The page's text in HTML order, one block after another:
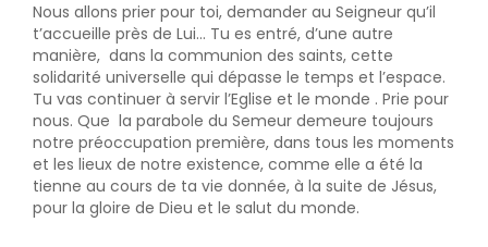
Nous allons prier pour toi, demander au Seigneur qu’il
t’accueille près de Lui... Tu es entré, d’une autre
manière, dans la communion des saints, cette
solidarité universelle qui dépasse le temps et l’espace.
Tu vas continuer à servir l’Eglise et le monde . Prie pour
nous. Que la parabole du Semeur demeure toujours
notre préoccupation première, dans tous les moments
et les lieux de notre existence, comme elle a été la
tienne au cours de ta vie donnée, à la suite de Jésus,
pour la gloire de Dieu et le salut du monde.